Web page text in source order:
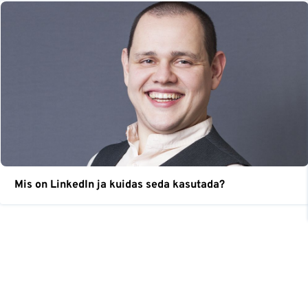
Mis on LinkedIn ja kuidas seda kasutada?